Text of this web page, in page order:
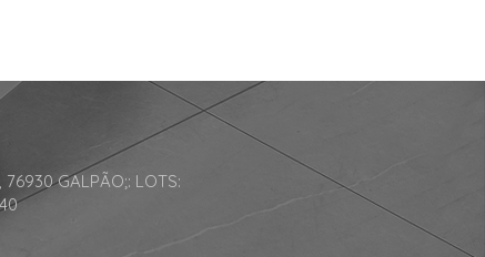
GALPÃO;: LOTS: